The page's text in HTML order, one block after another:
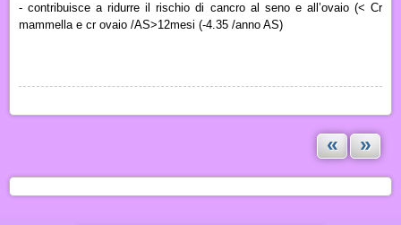
- contribuisce a ridurre il rischio di cancro al seno e all’ovaio (< Cr
mammella e cr ovaio /AS>12mesi (-4.35 /anno AS)
« »